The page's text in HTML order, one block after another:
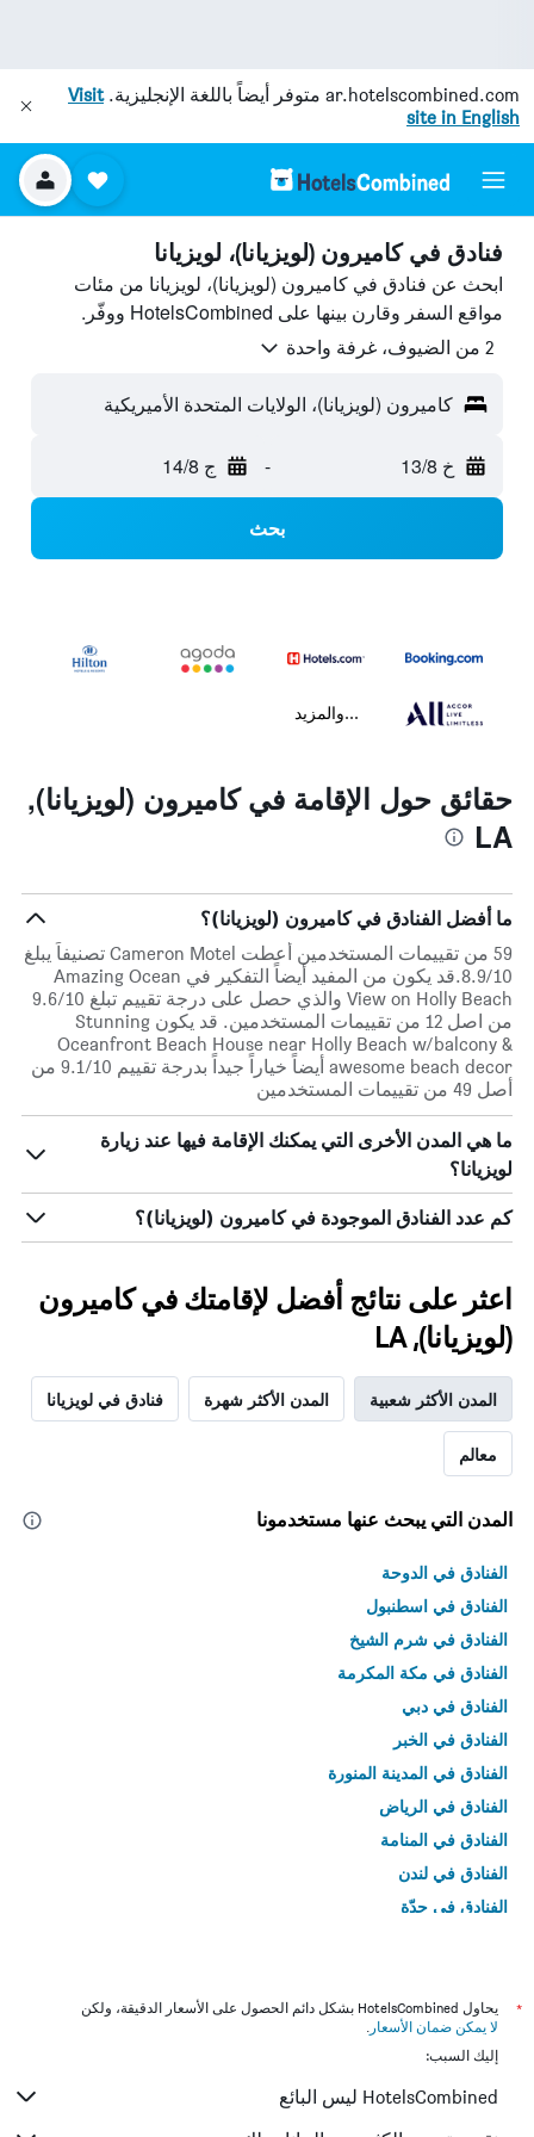
ar.hotelscombined.com متوفر أيضاً باللغة الإنجليزية.Visit
site in English
فنادق في كاميرون (لويزيانا)، لويزيانا
ابحث عن فنادق في كاميرون (لويزيانا)، لويزيانا من مئات
مواقع السفر وقارن بينها على HotelsCombined ووفّر.
2 من الضيوف، غرفة واحدة
كاميرون (لويزيانا)، الولايات المتحدة الأميريكية
خ 13/8 - ج 14/8
بحث
...والمزيد
حقائق حول الإقامة في كاميرون (لويزيانا),
LA
ما أفضل الفنادق في كاميرون (لويزيانا)؟
59 من تقييمات المستخدمين أعطت Cameron Motel تصنيفاً يبلغ
8.9/10.قد يكون من المفيد أيضاً التفكير في Amazing Ocean
View on Holly Beach والذي حصل على درجة تقييم تبلغ 9.6/10
من اصل 12 من تقييمات المستخدمين. قد يكون Stunning
Oceanfront Beach House near Holly Beach w/balcony &
awesome beach decor أيضاً خياراً جيداً بدرجة تقييم 9.1/10 من
أصل 49 من تقييمات المستخدمين
ما هي المدن الأخرى التي يمكنك الإقامة فيها عند زيارة
لويزيانا؟
كم عدد الفنادق الموجودة في كاميرون (لويزيانا)؟
اعثر على نتائج أفضل لإقامتك في كاميرون
(لويزيانا), LA
المدن الأكثر شعبية المدن الأكثر شهرة فنادق في لويزيانا
معالم
المدن التي يبحث عنها مستخدمونا
الفنادق في الدوحة
الفنادق في اسطنبول
الفنادق في شرم الشيخ
الفنادق في مكة المكرمة
الفنادق في دبي
الفنادق في الخبر
الفنادق في المدينة المنورة
الفنادق في الرياض
الفنادق في المنامة
الفنادق في لندن
الفنادق في جدّة
*
يحاول HotelsCombined بشكل دائم الحصول على الأسعار الدقيقة، ولكن
لا يمكن ضمان الأسعار .
إليك السبب:
HotelsCombined ليس البائع